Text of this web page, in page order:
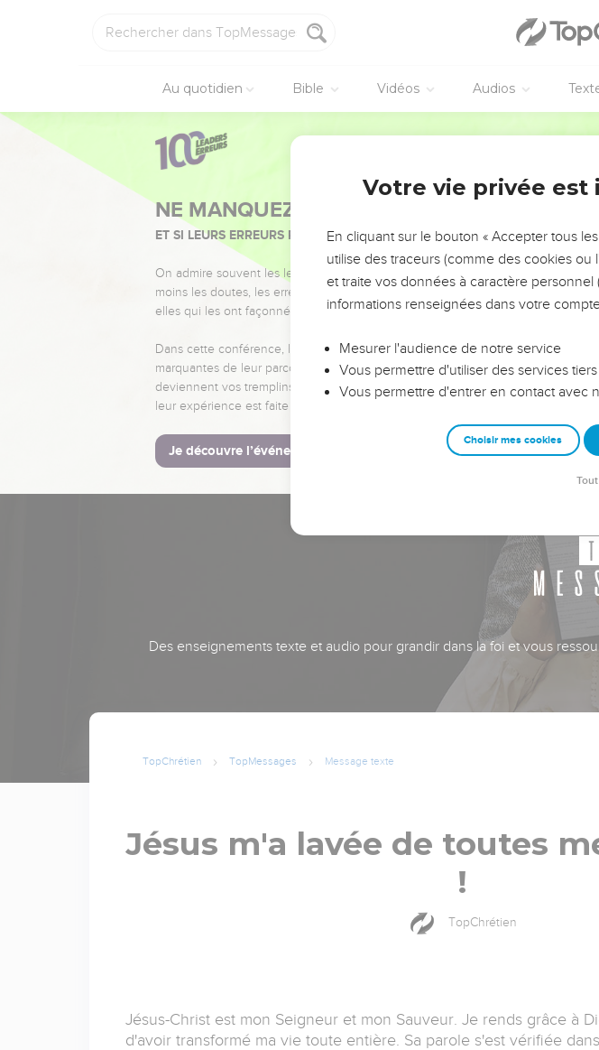
Au quotidien Bible Vidéos Audios
NE MANQUEZ PAS L’ÉVÉNEMENT DE
ET SI LEURS ERREURS POUVAIENT VOUS ÉVITER LES VOTRES ?
On admire souvent les leaders pour leurs réussites, leur impact, leur foi ou leur
moins les doutes, les erreurs et les saisons difficiles qu'ils ont traversés, alors
elles qui les ont façonnés.
Dans cette conférence, leaders, entrepreneurs, et responsables reviennent sur
marquantes de leur parcours et les clés pour avancer avec plus de sagesse afin
deviennent vos tremplins. Que vous guidiez un ministère, une équipe, un
leur expérience est faite pour vous.
Je découvre l’événement
Des enseignements texte et audio pour grandir dans la foi et vous
TopChrétien TopMessages Message texte
Jésus m'a lavée de toutes
!
TopChrétien
Jésus-Christ est mon Seigneur et mon Sauveur. Je rends grâce à
d'avoir transformé ma vie toute entière. Sa parole s'est vérifiée
Votre vie privée
En cliquant sur le bouton « Accepter tous
utilise des traceurs (comme des cookies
et traite vos données à caractère
informations renseignées dans votre
Mesurer l'audience de notre service
Vous permettre d'utiliser des services
Vous permettre d'entrer en contact avec
Choisir mes cookies